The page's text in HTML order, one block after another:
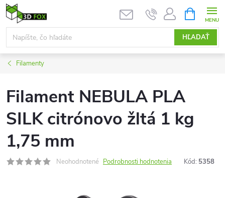
Prejsť
na
obsah
HĽADAŤ
KOŠÍK
Filamenty
Filament NEBULA PLA
SILK citrónovo žltá 1 kg
1,75 mm
Neohodnotené Podrobnosti hodnotenia Kód: 5358